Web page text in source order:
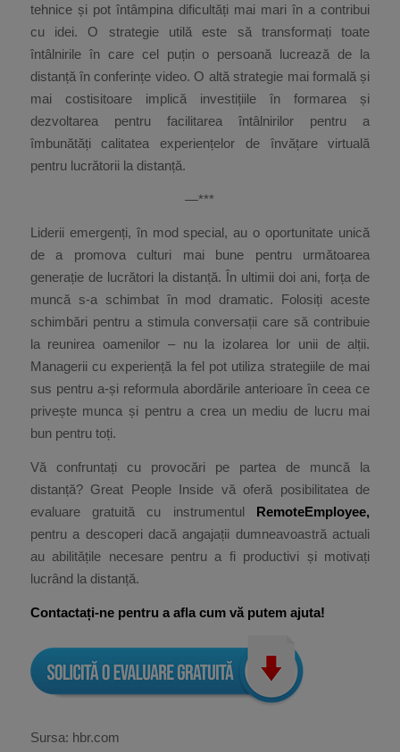
tehnice și pot întâmpina dificultăți mai mari în a contribui
cu idei. O strategie utilă este să transformați toate
întâlnirile în care cel puțin o persoană lucrează de la
distanță în conferințe video. O altă strategie mai formală și
mai costisitoare implică investițiile în formarea și
dezvoltarea pentru facilitarea întâlnirilor pentru a
îmbunătăți calitatea experiențelor de învățare virtuală
pentru lucrătorii la distanță.
—***
Liderii emergenți, în mod special, au o oportunitate unică
de a promova culturi mai bune pentru următoarea
generație de lucrători la distanță. În ultimii doi ani, forța de
muncă s-a schimbat în mod dramatic. Folosiți aceste
schimbări pentru a stimula conversații care să contribuie
la reunirea oamenilor – nu la izolarea lor unii de alții.
Managerii cu experiență la fel pot utiliza strategiile de mai
sus pentru a-și reformula abordările anterioare în ceea ce
privește munca și pentru a crea un mediu de lucru mai
bun pentru toți.
Vă confruntați cu provocări pe partea de muncă la
distanță? Great People Inside vă oferă posibilitatea de
evaluare gratuită cu instrumentul RemoteEmployee,
pentru a descoperi dacă angajații dumneavoastră actuali
au abilitățile necesare pentru a fi productivi și motivați
lucrând la distanță.
Contactați-ne pentru a afla cum vă putem ajuta!
Sursa: hbr.com